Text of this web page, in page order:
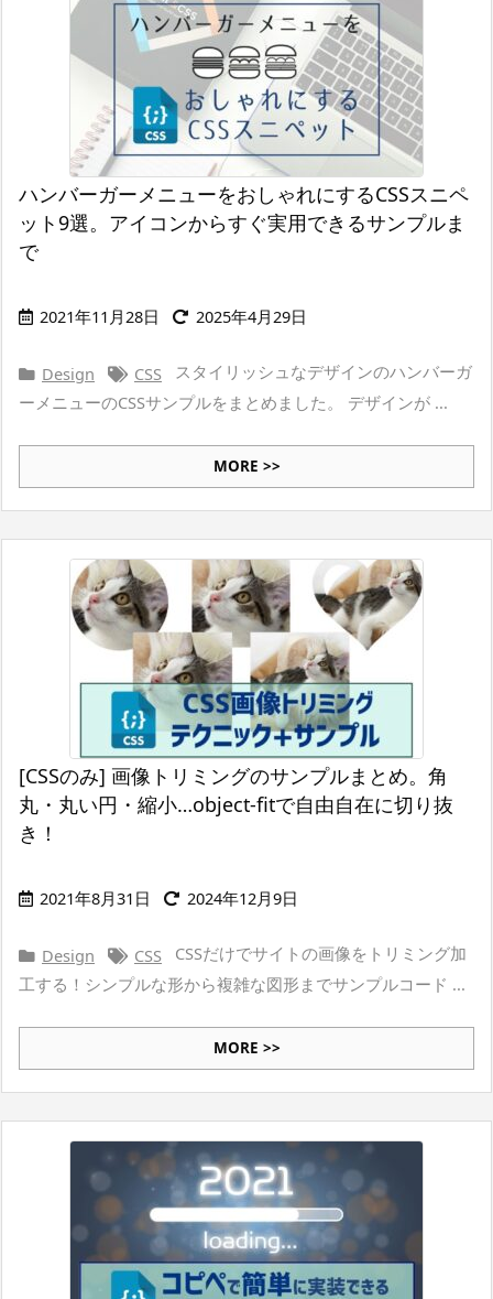
ハンバーガーメニューをおしゃれにするCSSスニペ
ット9選。アイコンからすぐ実用できるサンプルま
で
2021年11月28日 2025年4月29日
Design CSS
スタイリッシュなデザインのハンバーガ
ーメニューのCSSサンプルをまとめました。 デザインが ...
MORE >>
[CSSのみ] 画像トリミングのサンプルまとめ。角
丸・丸い円・縮小…object-fitで自由自在に切り抜
き！
2021年8月31日 2024年12月9日
Design CSS
CSSだけでサイトの画像をトリミング加
工する！シンプルな形から複雑な図形までサンプルコード ...
MORE >>